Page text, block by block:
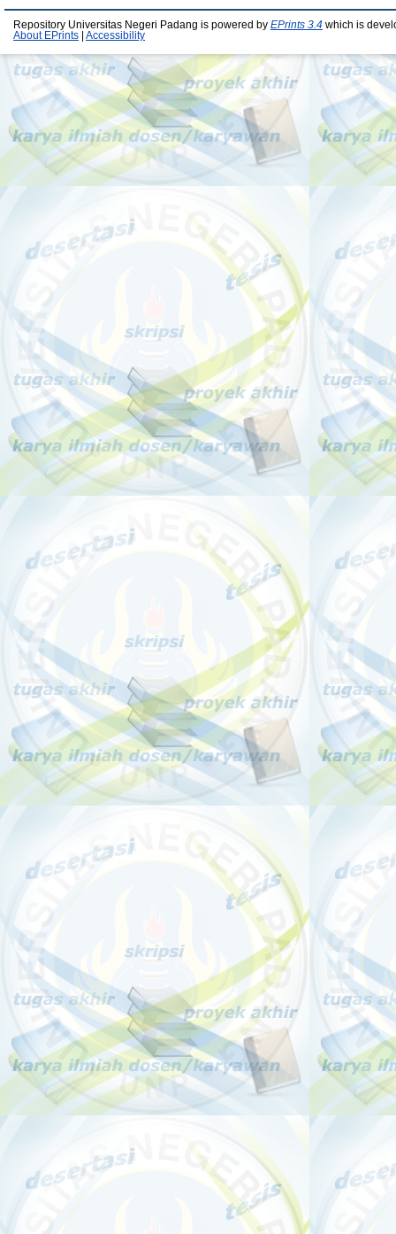
Repository Universitas Negeri Padang is powered by EPrints 3.4 which is
About EPrints
Accessibility